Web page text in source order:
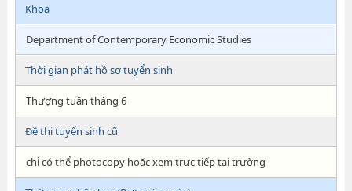
Khoa
Department of Contemporary Economic Studies
Thời gian phát hồ sơ tuyển sinh
Thượng tuần tháng 6
Đề thi tuyển sinh cũ
chỉ có thể photocopy hoặc xem trực tiếp tại trường